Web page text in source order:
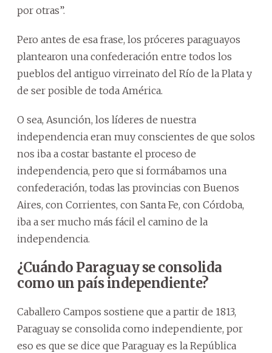
por otras”.
Pero antes de esa frase, los próceres paraguayos
plantearon una confederación entre todos los
pueblos del antiguo virreinato del Río de la Plata y
de ser posible de toda América.
O sea, Asunción, los líderes de nuestra
independencia eran muy conscientes de que solos
nos iba a costar bastante el proceso de
independencia, pero que si formábamos una
confederación, todas las provincias con Buenos
Aires, con Corrientes, con Santa Fe, con Córdoba,
iba a ser mucho más fácil el camino de la
independencia.
¿Cuándo Paraguay se consolida
como un país independiente?
Caballero Campos sostiene que a partir de 1813,
Paraguay se consolida como independiente, por
eso es que se dice que Paraguay es la República